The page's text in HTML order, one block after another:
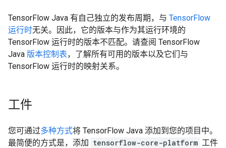
TensorFlow Java 有自己独立的发布周期，与 TensorFlow
运行时无关。因此，它的版本与作为其运行环境的
TensorFlow 运行时的版本不匹配。请查阅 TensorFlow
Java 版本控制表，了解所有可用的版本以及它们与
TensorFlow 运行时的映射关系。
工件
您可通过多种方式将 TensorFlow Java 添加到您的项目中。
最简便的方式是，添加 tensorflow-core-platform 工件